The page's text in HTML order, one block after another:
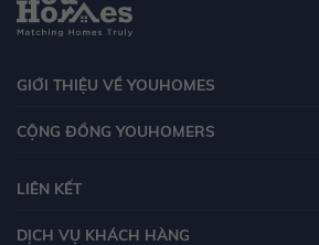
GIỚI THIỆU VỀ YOUHOMES
CỘNG ĐỒNG YOUHOMERS
LIÊN KẾT
DỊCH VỤ KHÁCH HÀNG